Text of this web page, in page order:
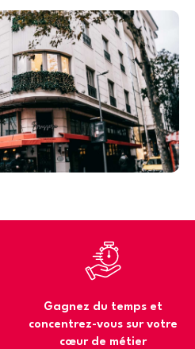
Gagnez du temps et
concentrez-vous sur votre
cœur de métier